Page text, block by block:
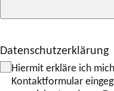
Datenschutzerklärung
Hiermit erkläre ich
Kontaktformular